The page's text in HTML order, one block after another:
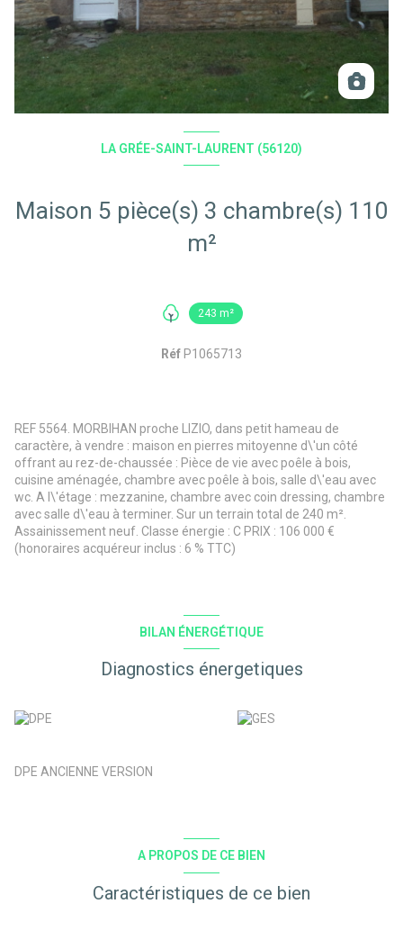
LA GRÉE-SAINT-LAURENT (56120)
Maison 5 pièce(s) 3 chambre(s) 110
m²
243 m²
Réf P1065713
REF 5564. MORBIHAN proche LIZIO, dans petit hameau de
caractère, à vendre : maison en pierres mitoyenne d\'un côté
offrant au rez-de-chaussée : Pièce de vie avec poêle à bois,
cuisine aménagée, chambre avec poêle à bois, salle d\'eau avec
wc. A l\'étage : mezzanine, chambre avec coin dressing, chambre
avec salle d\'eau à terminer. Sur un terrain total de 240 m².
Assainissement neuf. Classe énergie : C PRIX : 106 000 €
(honoraires acquéreur inclus : 6 % TTC)
BILAN ÉNERGÉTIQUE
Diagnostics énergetiques
DPE ANCIENNE VERSION
A PROPOS DE CE BIEN
Caractéristiques de ce bien